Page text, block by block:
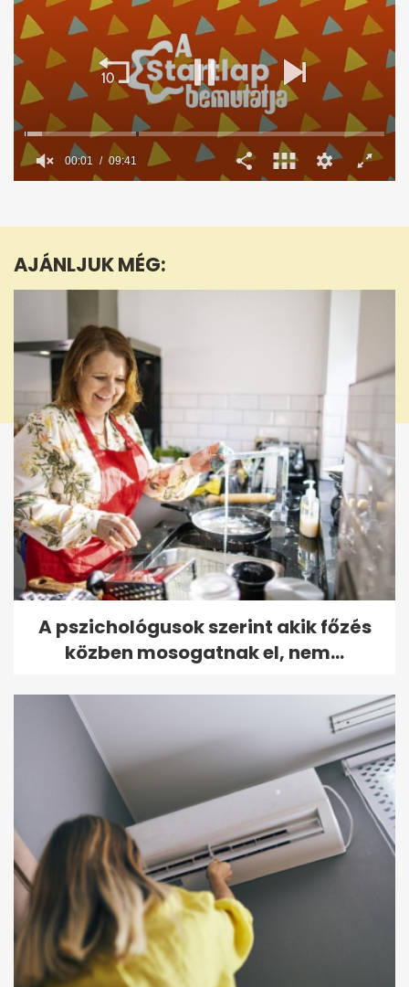
9
41
seconds
AJÁNLJUK MÉG:
A pszichológusok szerint akik főzés
közben mosogatnak el, nem...